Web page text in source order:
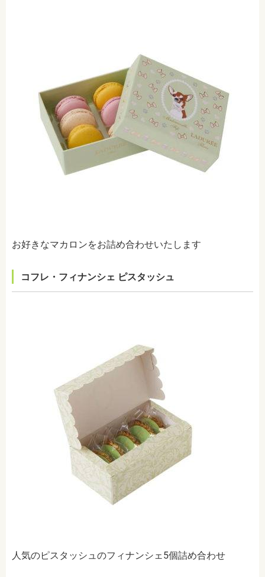
お好きなマカロンをお詰め合わせいたします
コフレ・フィナンシェ ピスタッシュ
人気のピスタッシュのフィナンシェ5個詰め合わせ